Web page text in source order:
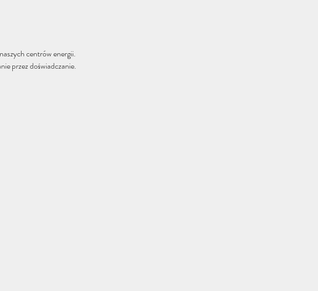
centrów energii.
przez doświadczanie.